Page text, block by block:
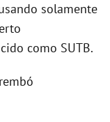
solamente
como SUTB.